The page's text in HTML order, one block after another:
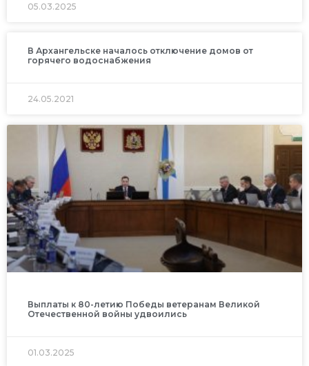
05.03.2025
В Архангельске началось отключение домов от
горячего водоснабжения
24.05.2021
Выплаты к 80-летию Победы ветеранам Великой
Отечественной войны удвоились
01.03.2025